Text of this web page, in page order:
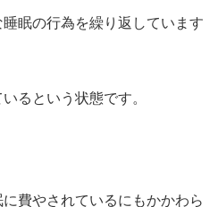
眠の行為を繰り返しています
るという状態です。
費やされているにもかかわら